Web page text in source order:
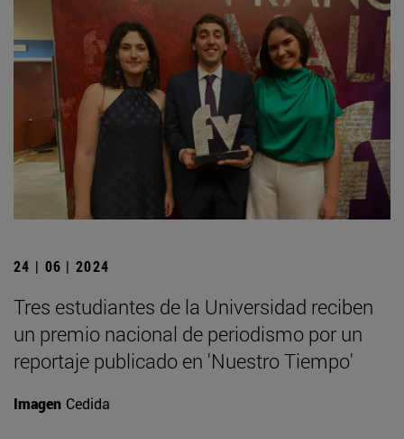
24 | 06 | 2024
Tres estudiantes de la Universidad reciben
un premio nacional de periodismo por un
reportaje publicado en 'Nuestro Tiempo'
Imagen Cedida